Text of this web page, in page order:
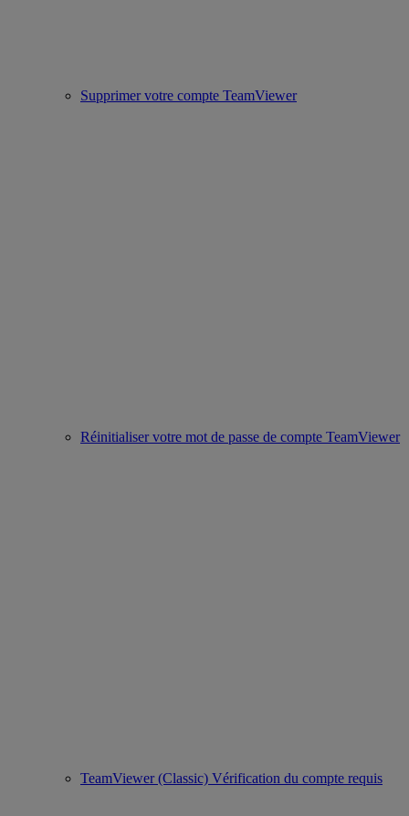
Supprimer votre compte TeamViewer
Réinitialiser votre mot de passe de compte TeamViewer
TeamViewer (Classic) Vérification du compte requis